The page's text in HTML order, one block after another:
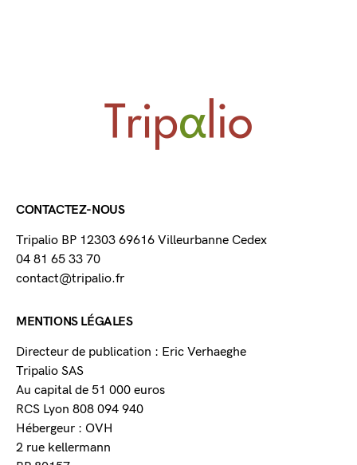
CONTACTEZ-NOUS
Tripalio BP 12303 69616 Villeurbanne Cedex
04 81 65 33 70
contact@tripalio.fr
MENTIONS LÉGALES
Directeur de publication : Eric Verhaeghe
Tripalio SAS
Au capital de 51 000 euros
RCS Lyon 808 094 940
Hébergeur : OVH
2 rue kellermann